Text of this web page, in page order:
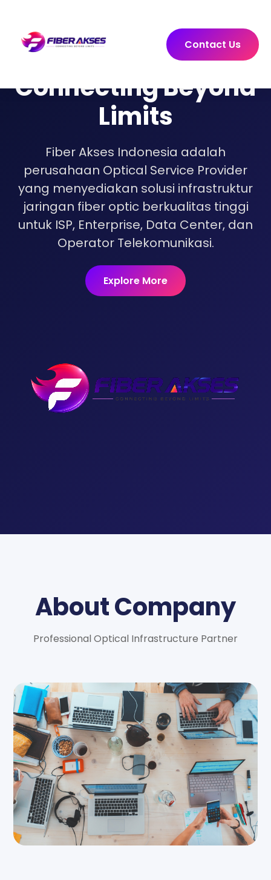
Contact Us
Connecting Beyond
Limits
Fiber Akses Indonesia adalah
perusahaan Optical Service Provider
yang menyediakan solusi infrastruktur
jaringan fiber optic berkualitas tinggi
untuk ISP, Enterprise, Data Center, dan
Operator Telekomunikasi.
Explore More
About Company
Professional Optical Infrastructure Partner